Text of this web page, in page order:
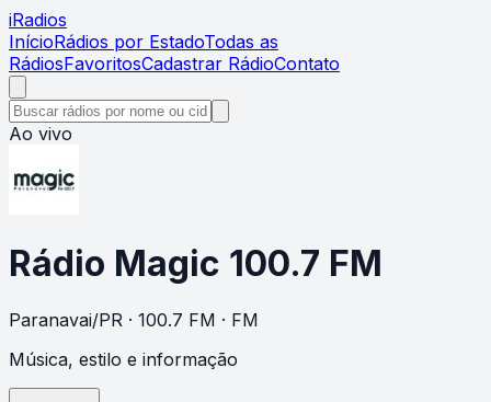
iRadios
InícioRádios por EstadoTodas as
RádiosFavoritosCadastrar RádioContato
Ao vivo
Rádio Magic 100.7 FM
Paranavai/PR · 100.7 FM · FM
Música, estilo e informação